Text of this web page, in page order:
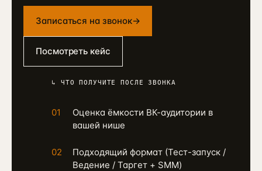
Записаться на звонок→
Посмотреть кейс
↳ ЧТО ПОЛУЧИТЕ ПОСЛЕ ЗВОНКА
01
Оценка ёмкости ВК-аудитории в
вашей нише
02
Подходящий формат (Тест-запуск /
Ведение / Таргет + SMM)